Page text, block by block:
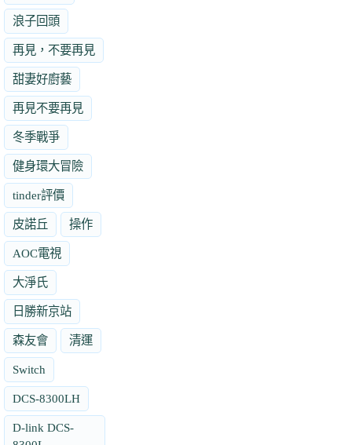
浪子回頭
再見，不要再見
甜妻好廚藝
再見不要再見
冬季戰爭
健身環大冒險
tinder評價
皮諾丘 操作
AOC電視
大淨氏
日勝新京站
森友會 清運
Switch
DCS-8300LH
D-link DCS-